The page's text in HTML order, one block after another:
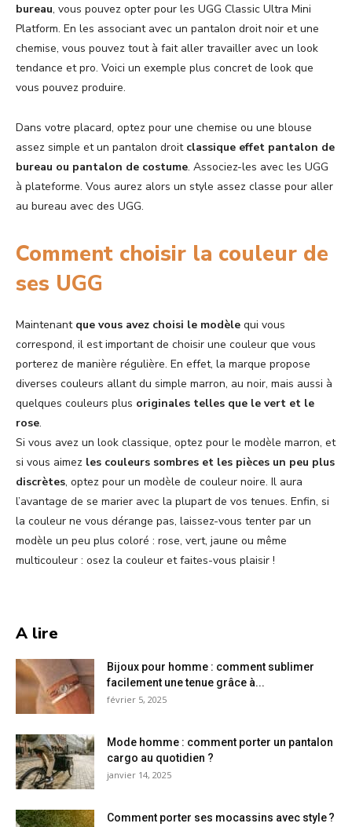
bureau, vous pouvez opter pour les UGG Classic Ultra Mini
Platform. En les associant avec un pantalon droit noir et une
chemise, vous pouvez tout à fait aller travailler avec un look
tendance et pro. Voici un exemple plus concret de look que
vous pouvez produire.
Dans votre placard, optez pour une chemise ou une blouse
assez simple et un pantalon droit classique effet pantalon de
bureau ou pantalon de costume. Associez-les avec les UGG
à plateforme. Vous aurez alors un style assez classe pour aller
au bureau avec des UGG.
Comment choisir la couleur de
ses UGG
Maintenantque vous avez choisi le modèle qui vous
correspond, il est important de choisir une couleur que vous
porterez de manière régulière. En effet, la marque propose
diverses couleurs allant du simple marron, au noir, mais aussi à
quelques couleurs plus originales telles que le vert et le
rose.
Si vous avez un look classique, optez pour le modèle marron, et
si vous aimez les couleurs sombres et les pièces un peu plus
discrètes, optez pour un modèle de couleur noire. Il aura
l’avantage de se marier avec la plupart de vos tenues. Enfin, si
la couleur ne vous dérange pas, laissez-vous tenter par un
modèle un peu plus coloré : rose, vert, jaune ou même
multicouleur : osez la couleur et faites-vous plaisir !
A lire
Bijoux pour homme : comment sublimer
facilement une tenue grâce à...
février 5, 2025
Mode homme : comment porter un pantalon
cargo au quotidien ?
janvier 14, 2025
Comment porter ses mocassins avec style ?